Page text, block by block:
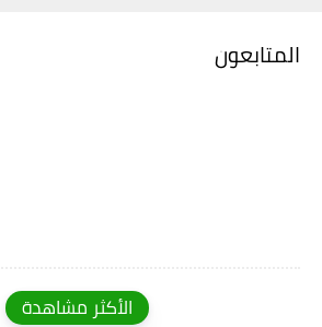
المتابعون
الأكثر مشاهدة